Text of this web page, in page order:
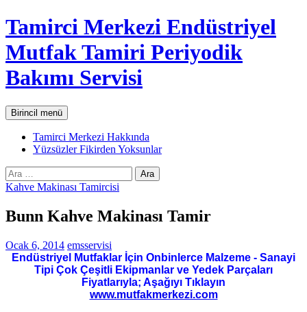
İçeriğe
atla
Tamirci Merkezi Endüstriyel
Mutfak Tamiri Periyodik
Bakımı Servisi
AraBirincil menü
Tamirci Merkezi Hakkında
Yüzsüzler Fikirden Yoksunlar
Arama:
Kahve Makinası Tamircisi
Bunn Kahve Makinası Tamir
Ocak 6, 2014 emsservisi
Endüstriyel Mutfaklar İçin Onbinlerce Malzeme - Sanayi
Tipi Çok Çeşitli Ekipmanlar ve Yedek Parçaları
Fiyatlarıyla; Aşağıyı Tıklayın
www.mutfakmerkezi.com